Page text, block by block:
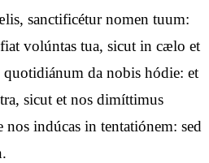
sanctificétur nomen tuum:
volúntas tua, sicut in cælo et
da nobis hódie: et
sicut et nos dimíttimus
indúcas in tentatiónem: sed